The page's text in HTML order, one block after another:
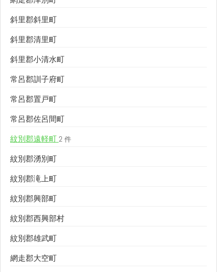
斜里郡斜里町
斜里郡清里町
斜里郡小清水町
常呂郡訓子府町
常呂郡置戸町
常呂郡佐呂間町
紋別郡遠軽町 2 件
紋別郡湧別町
紋別郡滝上町
紋別郡興部町
紋別郡西興部村
紋別郡雄武町
網走郡大空町